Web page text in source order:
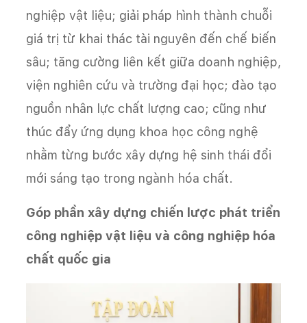
nghiệp vật liệu; giải pháp hình thành chuỗi
giá trị từ khai thác tài nguyên đến chế biến
sâu; tăng cường liên kết giữa doanh nghiệp,
viện nghiên cứu và trường đại học; đào tạo
nguồn nhân lực chất lượng cao; cũng như
thúc đẩy ứng dụng khoa học công nghệ
nhằm từng bước xây dựng hệ sinh thái đổi
mới sáng tạo trong ngành hóa chất.
Góp phần xây dựng chiến lược phát triển
công nghiệp vật liệu và công nghiệp hóa
chất quốc gia